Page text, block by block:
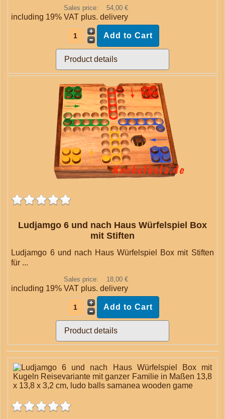
Sales price: 54,00 €
including 19% VAT plus.delivery
Product details
Ludjamgo 6 und nach Haus Würfelspiel Box
mit Stiften
Ludjamgo 6 und nach Haus Würfelspiel Box mit Stiften
für ...
Sales price: 18,00 €
including 19% VAT plus.delivery
Product details